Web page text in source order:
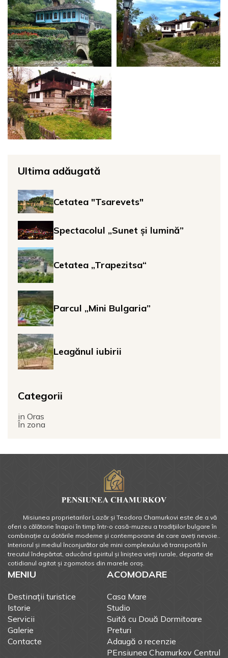
Ultima adăugată
Cetatea "Tsarevets"
Spectacolul „Sunet și lumină”
Cetatea „Trapezitsa“
Parcul „Mini Bulgaria”
Leagănul iubirii
Categorii
in Oras
În zona
Misiunea proprietarilor Lazăr și Teodora Chamurkovi este de a vă
oferi o călătorie înapoi în timp într-o casă-muzeu a tradiţiilor bulgare în
combinație cu dotările moderne și contemporane de care aveți nevoie..
Interiorul și mediul înconjurător ale mini complexului vă transportă în
trecutul îndepărtat, aducând spiritul și liniștea vieții rurale, departe de
cotidianul agitat și zgomotos din marele oraș.
MENIU
Destinații turistice
Istorie
Servicii
Galerie
Contacte
ACOMODARE
Casa Mare
Studio
Suită cu Două Dormitoare
Preturi
Adaugă o recenzie
PEnsiunea Chamurkov Centrul